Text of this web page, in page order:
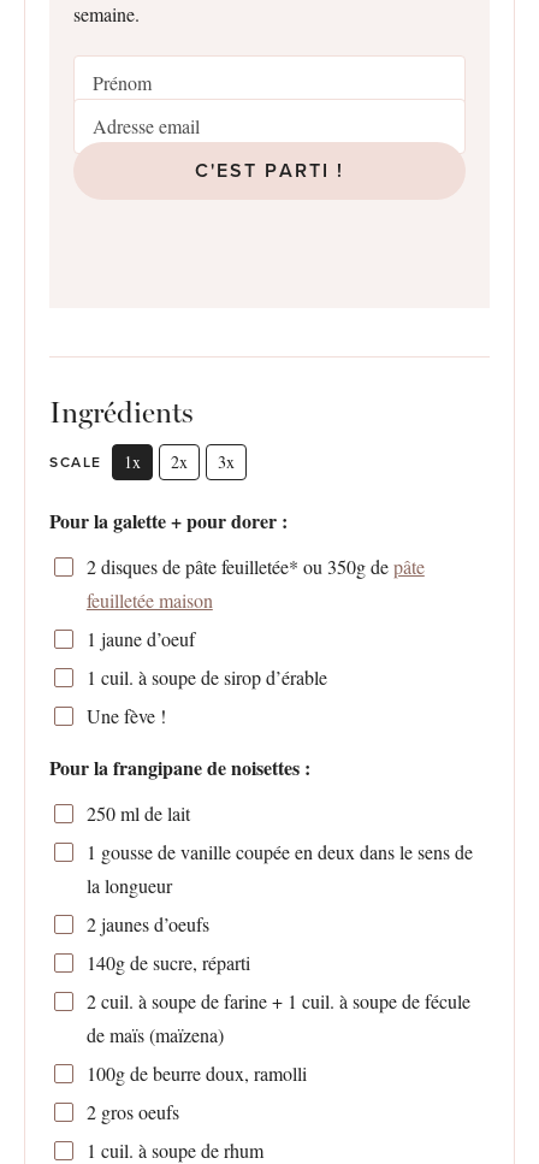
semaine.
C'EST PARTI !
Ingrédients
SCALE 1x 2x 3x
Pour la galette + pour dorer :
2disques de pâte feuilletée* ou 350g depâte
feuilletée maison
1 jaune d’oeuf
1 cuil. à soupe de sirop d’érable
Une fève !
Pour la frangipane de noisettes :
250ml de lait
1 gousse de vanille coupée en deux dans le sens de
la longueur
2jaunes d’oeufs
140gde sucre, réparti
2cuil. à soupe de farine + 1 cuil. à soupe de fécule
de maïs (maïzena)
100gde beurre doux, ramolli
2gros oeufs
1 cuil. à soupe de rhum